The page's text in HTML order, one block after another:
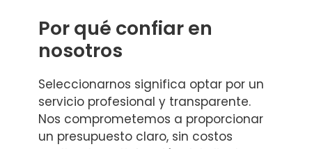
Por qué confiar en
nosotros
Seleccionarnos significa optar por un
servicio profesional y transparente.
Nos comprometemos a proporcionar
un presupuesto claro, sin costos